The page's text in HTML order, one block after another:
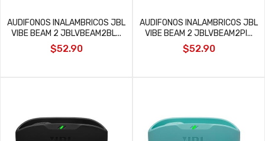
AUDIFONOS INALAMBRICOS JBL
VIBE BEAM 2 JBLVBEAM2BL...
$52.90
AUDIFONOS INALAMBRICOS JBL
VIBE BEAM 2 JBLVBEAM2PI...
$52.90